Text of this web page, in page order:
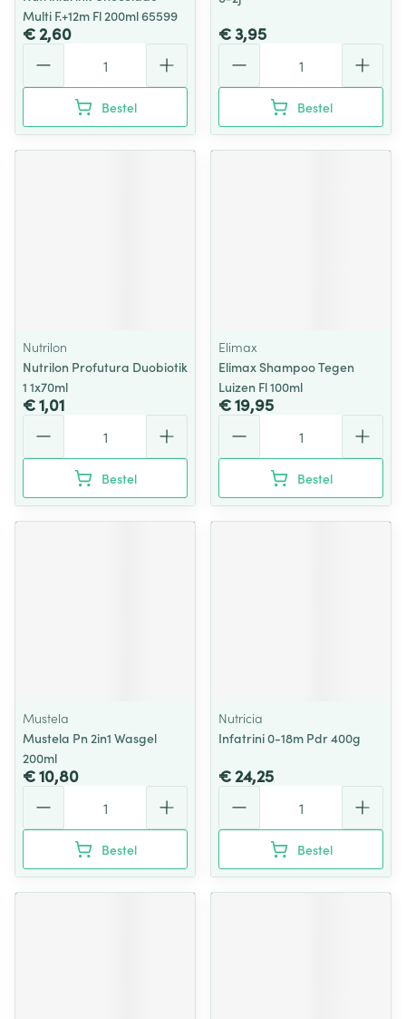
Multi F.+12m Fl 200ml 65599
€ 2,60
Bestel
€ 3,95
Bestel
Nutrilon
Nutrilon Profutura Duobiotik
1 1x70ml
€ 1,01
Bestel
Elimax
Elimax Shampoo Tegen
Luizen Fl 100ml
€ 19,95
Bestel
Mustela
Mustela Pn 2in1 Wasgel
200ml
€ 10,80
Bestel
Nutricia
Infatrini 0-18m Pdr 400g
€ 24,25
Bestel